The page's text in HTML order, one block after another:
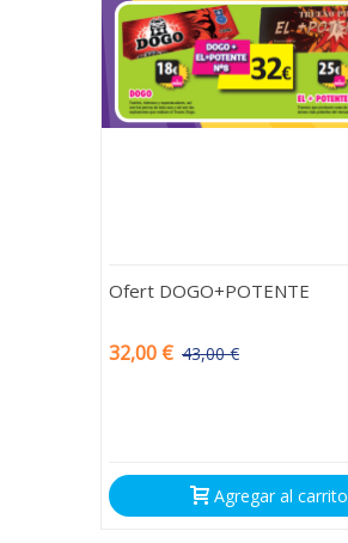
Ofert DOGO+POTENTE
32,00 € 43,00 €
Agregar al carrito